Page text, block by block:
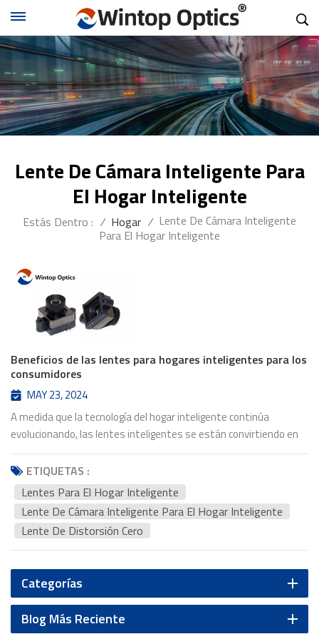
Lente De Cámara Inteligente Para
El Hogar Inteligente
Estás Dentro : / Hogar / Lente De Cámara Inteligente
Para El Hogar Inteligente
Beneficios de las lentes para hogares inteligentes para los
consumidores
MAY 23, 2024
A medida que la tecnología del hogar inteligente continúa
evolucionando, las lentes inteligentes se están convirtiendo en
un elemento esencial de los espacios habitables modernos.
Estas lentes avanzadas, integradas en diversos dispositivos
inteligentes, ofrecen numerosas ventajas que mejoran la
seguridad, la comodidad y la calidad de vida de los consumidores.
En este blog, profundizaremos en el mundo de las lentes
inteligentes y exploraremos cómo están revolucionando la
experiencia del consumidor. Seguridad mejoradaUno de los
principales beneficios de lentes para el hogar inteligente Es la
seguridad mejorada que ofrecen. Estas lentes están integradas
en cámaras de seguridad, timbres y otros dispositivos de
monitoreo, brindando a los propietarios de viviendas capacidades
ETIQUETAS :
Lentes Para El Hogar Inteligente
Lente De Cámara Inteligente Para El Hogar Inteligente
Lente De Distorsión Cero
Categorías
Blog Más Reciente